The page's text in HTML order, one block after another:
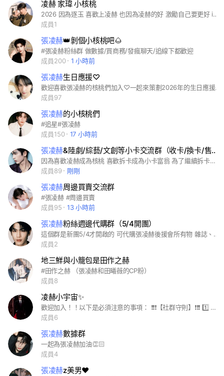
凌赫 家瑋 小核桃
2026 因為逐玉 喜歡上凌赫 也因為凌赫的好 激勵自己要更好 ig #zhanglinghe_1230 #zhanglinghe #張凌赫 #張家瑋
成員1
張凌赫👑剝個小核桃吧🌰
#張凌赫粉絲群 做數據/買商務/發瘋聊天/追線下都歡迎
成員200
1 小時前
張凌赫生日應援♡
歡迎喜歡張凌赫的核桃們加入♡一起來策劃2026年的生日應援吧❤️⭐️
成員97
張凌赫的小核桃們
#追星#張凌赫
成員150
17 小時前
張凌赫&陸劇/綜藝/文創等小卡交流群（收卡/換卡/售卡）
因為喜歡凌赫成為核桃 喜歡拆卡成為小卡富翁 為了繼續拆卡必須交流 歡迎一起拆卡/售卡/換卡👏 #張凌赫 #陸劇 #小卡交易
成員89
剛剛
張凌赫周邊買賣交流群
#張凌赫 #周邊買賣
成員95
13 小時前
張凌赫粉絲週邊代購群（5/4開團）
這個群是新團5/4才開啟的 可代購張凌赫後援會所有物 雜誌、代言 ⚠️進這個團請加團長的LINE
成員2
地三鮮與小籠包是田作之赫
#田作之赫 （張凌赫和田曦薇的CP粉）
成員8
凌赫小宇宙✨
歡迎加入！！以下是必須注意的事項： ❗❗❗【社群守則】❗❗❗ 1️⃣ 尊重張凌赫與所有粉絲，禁止謾罵、造謠、黑粉行為。 2️⃣ 禁止轉貼未公開的私照、偷拍或工作現場照片。 3️⃣ 禁止發廣告、連結、色情或政治內容。 4️⃣ 討論內容以張凌赫為主，可分享作品、代言、活動。 5️⃣ 如有爭議，由管理員協調處理。 💬 歡迎一起分享帥照與心得，保持友善氛圍！
成員6
張凌赫數據群
一起為張凌赫加油👏🏻
成員4
張凌赫z美男❤️